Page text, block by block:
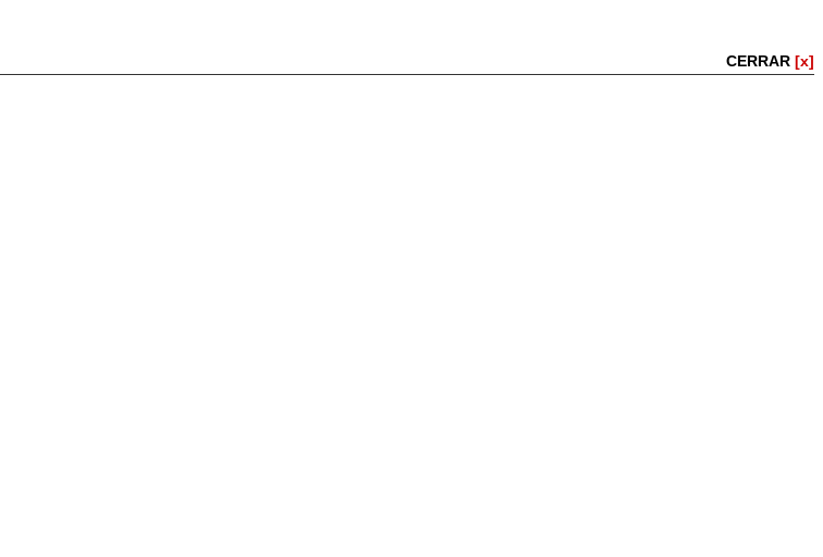
CERRAR [x]